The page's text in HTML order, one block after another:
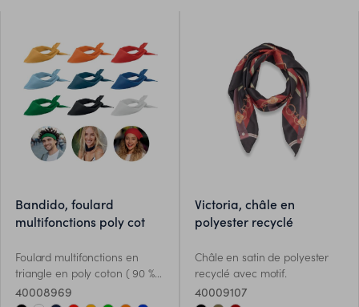
bandido, foulard
multifonctions poly cot
Foulard multifonctions en
triangle en poly coton ( 90 %
polyester 10% coton).
40008969
victoria, châle en
polyester recyclé
Châle en satin de polyester
recyclé avec motif.
40009107